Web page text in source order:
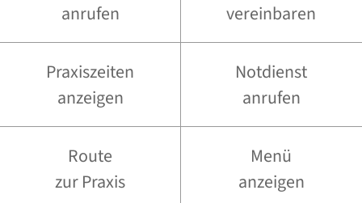
anrufen
vereinbaren
Praxiszeiten
anzeigen
Notdienst
anrufen
Route
zur Praxis
Menü
anzeigen